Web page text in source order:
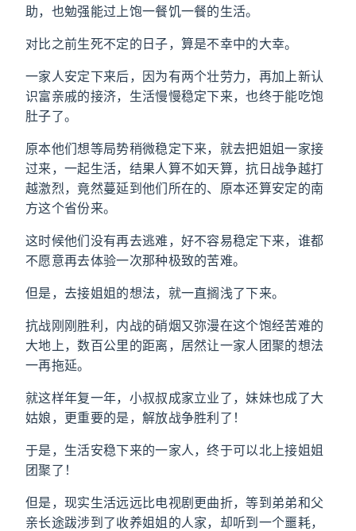
助，也勉强能过上饱一餐饥一餐的生活。
对比之前生死不定的日子，算是不幸中的大幸。
一家人安定下来后，因为有两个壮劳力，再加上新认
识富亲戚的接济，生活慢慢稳定下来，也终于能吃饱
肚子了。
原本他们想等局势稍微稳定下来，就去把姐姐一家接
过来，一起生活，结果人算不如天算，抗日战争越打
越激烈，竟然蔓延到他们所在的、原本还算安定的南
方这个省份来。
这时候他们没有再去逃难，好不容易稳定下来，谁都
不愿意再去体验一次那种极致的苦难。
但是，去接姐姐的想法，就一直搁浅了下来。
抗战刚刚胜利，内战的硝烟又弥漫在这个饱经苦难的
大地上，数百公里的距离，居然让一家人团聚的想法
一再拖延。
就这样年复一年，小叔叔成家立业了，妹妹也成了大
姑娘，更重要的是，解放战争胜利了！
于是，生活安稳下来的一家人，终于可以北上接姐姐
团聚了！
但是，现实生活远远比电视剧更曲折，等到弟弟和父
亲长途跋涉到了收养姐姐的人家，却听到一个噩耗，